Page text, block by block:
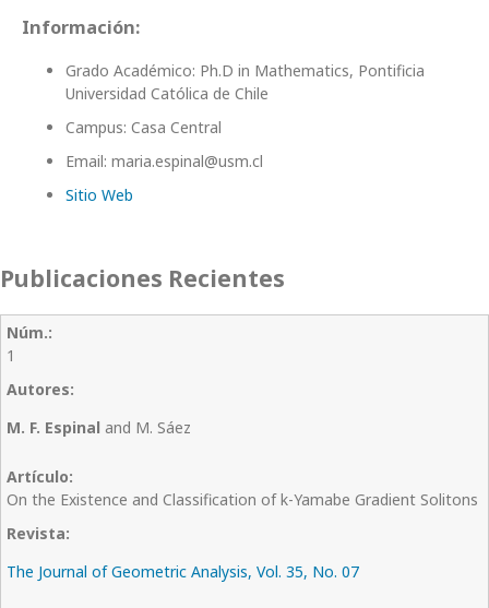
Información:
Grado Académico: Ph.D in Mathematics, Pontificia
Universidad Católica de Chile
Campus: Casa Central
Email: maria.espinal@usm.cl
Sitio Web
Publicaciones Recientes
1
M. F. Espinal and M. Sáez
On the Existence and Classification of k-Yamabe Gradient Solitons
The Journal of Geometric Analysis, Vol. 35, No. 07